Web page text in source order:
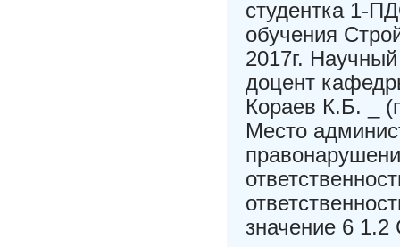
студентка 1-
обучения
2017г.
доцент
Кораев К.Б. _
Место
значение 6